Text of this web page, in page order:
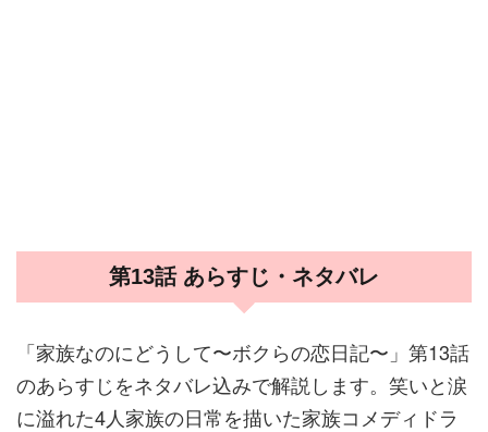
第13話 あらすじ・ネタバレ
「家族なのにどうして〜ボクらの恋日記〜」第13話
のあらすじをネタバレ込みで解説します。笑いと涙
に溢れた4人家族の日常を描いた家族コメディドラ